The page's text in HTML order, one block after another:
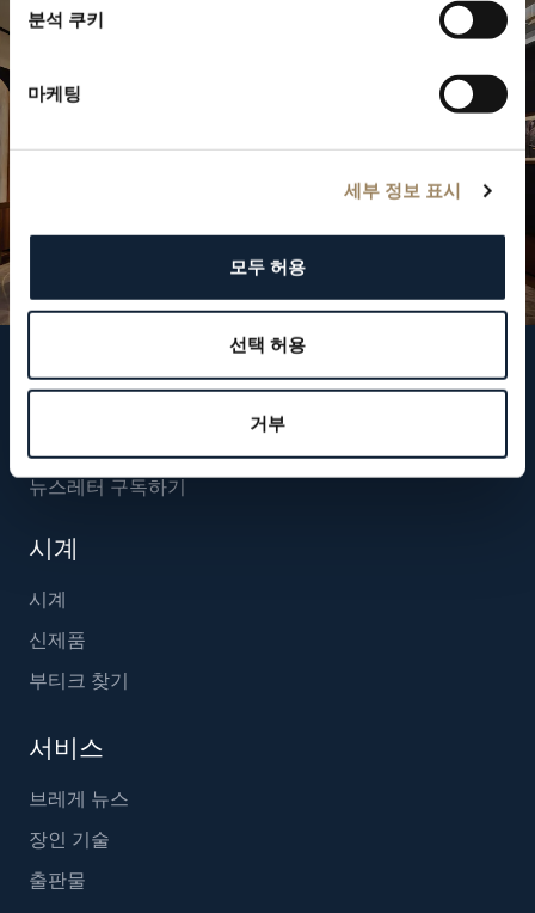
분석 쿠키
마케팅
세부 정보 표시
모두 허용
선택 허용
거부
브레게 팔로우하기
뉴스레터 구독하기
시계
시계
신제품
부티크 찾기
서비스
브레게 뉴스
장인 기술
출판물